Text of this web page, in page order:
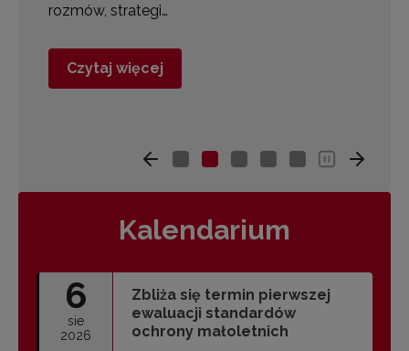
rozmów, strategi…
Czytaj więcej
Kalendarium
6
sie
2026
Zbliża się termin pierwszej
ewaluacji standardów
ochrony małoletnich